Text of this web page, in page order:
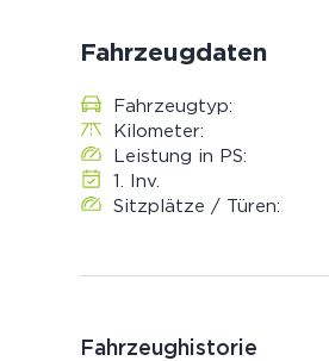
Fahrzeugdaten
Fahrzeugtyp:
Kilometer:
Leistung in PS:
1. Inv.
Sitzplätze / Türen:
Fahrzeughistorie